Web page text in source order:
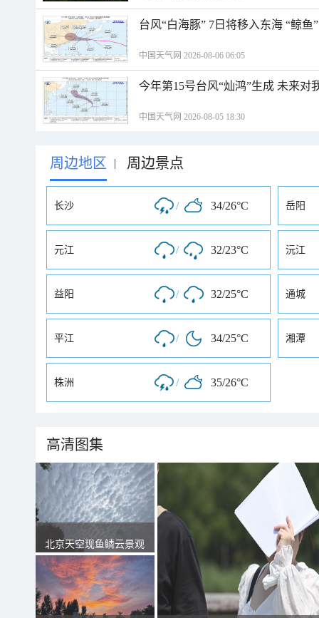
台风“白海豚” 7日将移入东海 “鲸
中国天气网 2026-08-06 06:05
今年第15号台风“灿鸿”生成 未来对
中国天气网 2026-08-05 18:30
周边地区 | 周边景点
长沙 / 34/26°C 岳阳
元江 / 32/23°C 沅江
益阳 / 32/25°C 通城
平江 / 34/25°C 湘潭
株洲 / 35/26°C
高清图集
北京天空现鱼鳞云景观